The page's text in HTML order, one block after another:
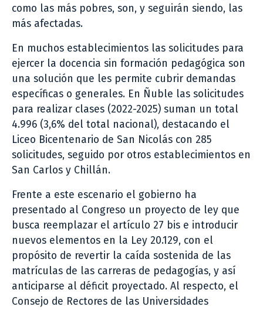
como las más pobres, son, y seguirán siendo, las
más afectadas.
En muchos establecimientos las solicitudes para
ejercer la docencia sin formación pedagógica son
una solución que les permite cubrir demandas
específicas o generales. En Ñuble las solicitudes
para realizar clases (2022-2025) suman un total
4.996 (3,6% del total nacional), destacando el
Liceo Bicentenario de San Nicolás con 285
solicitudes, seguido por otros establecimientos en
San Carlos y Chillán.
Frente a este escenario el gobierno ha
presentado al Congreso un proyecto de ley que
busca reemplazar el artículo 27 bis e introducir
nuevos elementos en la Ley 20.129, con el
propósito de revertir la caída sostenida de las
matrículas de las carreras de pedagogías, y así
anticiparse al déficit proyectado. Al respecto, el
Consejo de Rectores de las Universidades